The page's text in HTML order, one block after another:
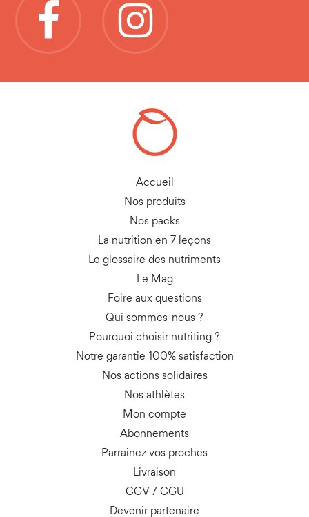
Accueil
Nos produits
Nos packs
La nutrition en 7 leçons
Le glossaire des nutriments
Le Mag
Foire aux questions
Qui sommes-nous ?
Pourquoi choisir nutriting ?
Notre garantie 100% satisfaction
Nos actions solidaires
Nos athlètes
Mon compte
Abonnements
Parrainez vos proches
Livraison
CGV / CGU
Devenir partenaire